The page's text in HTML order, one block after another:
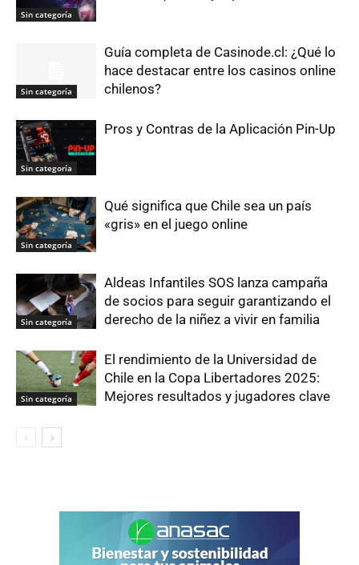
Sin categoría
Sin categoría
Guía completa de Casinode.cl: ¿Qué lo
hace destacar entre los casinos online
chilenos?
Sin categoría
Pros y Contras de la Aplicación Pin-Up
Sin categoría
Qué significa que Chile sea un país
«gris» en el juego online
Sin categoría
Aldeas Infantiles SOS lanza campaña
de socios para seguir garantizando el
derecho de la niñez a vivir en familia
Sin categoría
El rendimiento de la Universidad de
Chile en la Copa Libertadores 2025:
Mejores resultados y jugadores clave